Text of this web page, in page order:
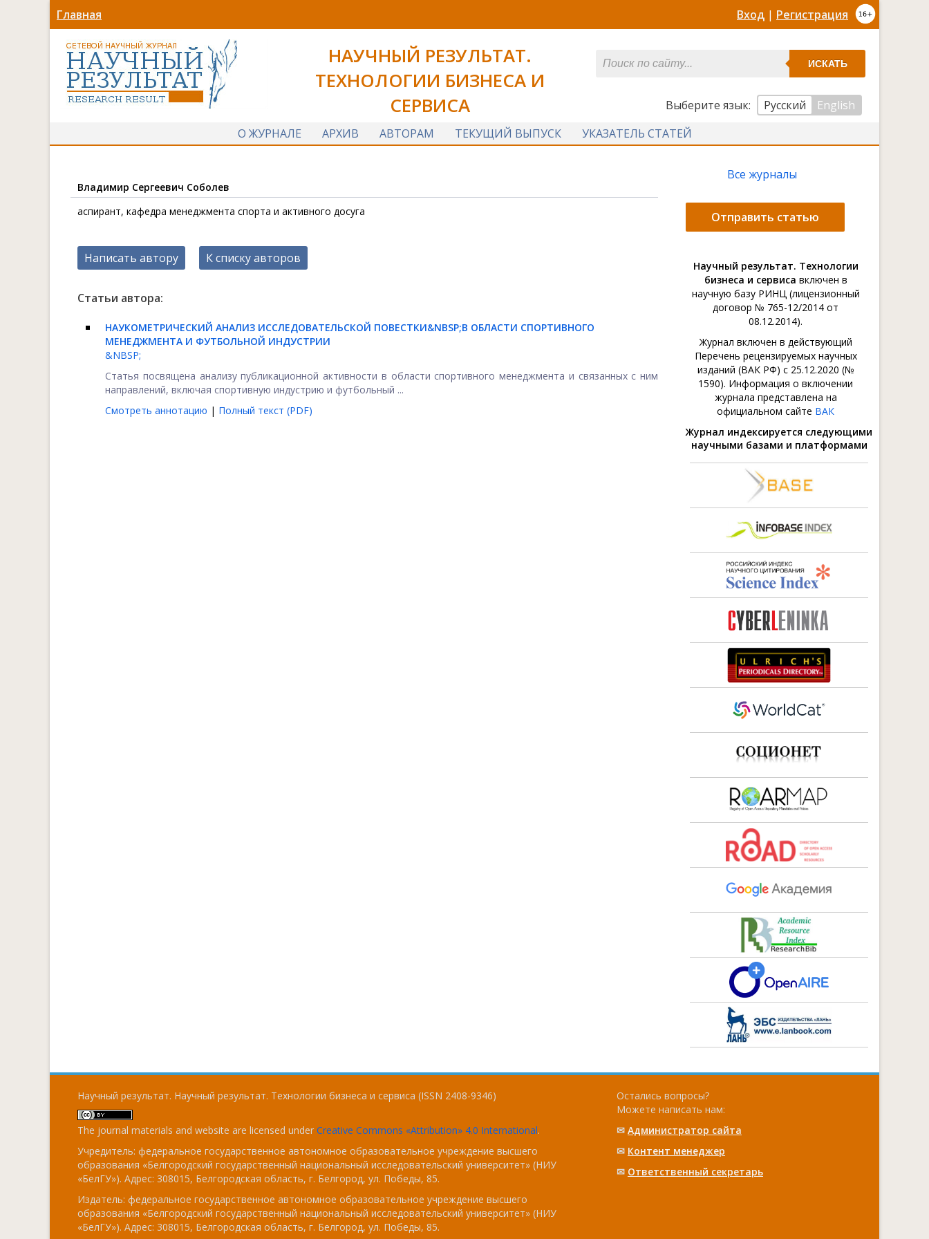
Главная Вход | Регистрация
НАУЧНЫЙ РЕЗУЛЬТАТ.
ТЕХНОЛОГИИ БИЗНЕСА И
СЕРВИСА
ИСКАТЬ
Выберите язык: Русский
English
О ЖУРНАЛЕ
АРХИВ АВТОРАМ ТЕКУЩИЙ ВЫПУСК УКАЗАТЕЛЬ СТАТЕЙ
Владимир Сергеевич Соболев
аспирант, кафедра менеджмента спорта и активного досуга
Написать автору К списку авторов
Статьи автора:
НАУКОМЕТРИЧЕСКИЙ АНАЛИЗ ИССЛЕДОВАТЕЛЬСКОЙ ПОВЕСТКИ&NBSP;В ОБЛАСТИ СПОРТИВНОГО
МЕНЕДЖМЕНТА И ФУТБОЛЬНОЙ ИНДУСТРИИ
&NBSP;
Статья посвящена анализу публикационной активности в области спортивного менеджмента и связанных с ним
направлений, включая спортивную индустрию и футбольный ...
Смотреть аннотацию | Полный текст (PDF)
Все журналы
Отправить статью
Научный результат. Технологии
бизнеса и сервиса включен в
научную базу РИНЦ (лицензионный
договор № 765-12/2014 от
08.12.2014).
Журнал включен в действующий
Перечень рецензируемых научных
изданий (ВАК РФ) с 25.12.2020 (№
1590). Информация о включении
журнала представлена на
официальном сайте ВАК
Журнал индексируется следующими
научными базами и платформами
Научный результат. Научный результат. Технологии бизнеса и сервиса (ISSN 2408-9346)
The journal materials and website are licensed under Creative Commons «Attribution» 4.0 International.
Учредитель: федеральное государственное автономное образовательное учреждение высшего
образования «Белгородский государственный национальный исследовательский университет» (НИУ
«БелГУ»). Адрес: 308015, Белгородская область, г. Белгород, ул. Победы, 85.
Издатель: федеральное государственное автономное образовательное учреждение высшего
образования «Белгородский государственный национальный исследовательский университет» (НИУ
«БелГУ»). Адрес: 308015, Белгородская область, г. Белгород, ул. Победы, 85.
Остались вопросы?
Можете написать нам:
✉ Администратор сайта
✉ Контент менеджер
✉ Ответственный cекретарь